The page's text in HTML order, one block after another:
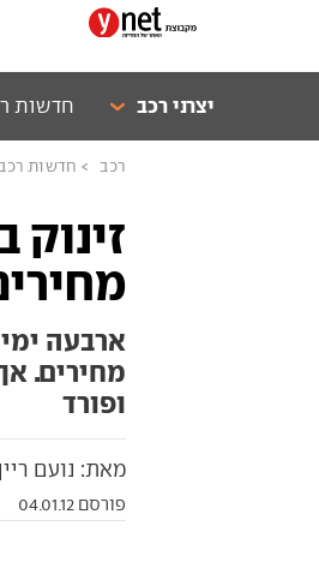
יצרני רכב חדשות
רכב חדשות
זינוק
ארבעה
מחירים.
ופורד
מאת: נועם
פורסם 04.01.12